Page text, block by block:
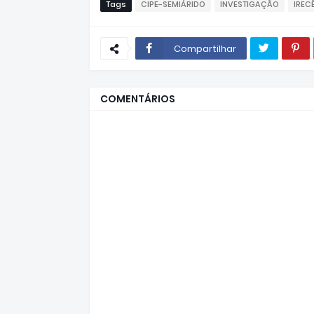
Tags CIPE-SEMIÁRIDO INVESTIGAÇÃO IRECÊ
Compartilhar
COMENTÁRIOS